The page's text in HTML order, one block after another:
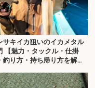
サキイカ狙いのイカメタル
【魅力・タックル・仕掛
釣り方・持ち帰り方を解